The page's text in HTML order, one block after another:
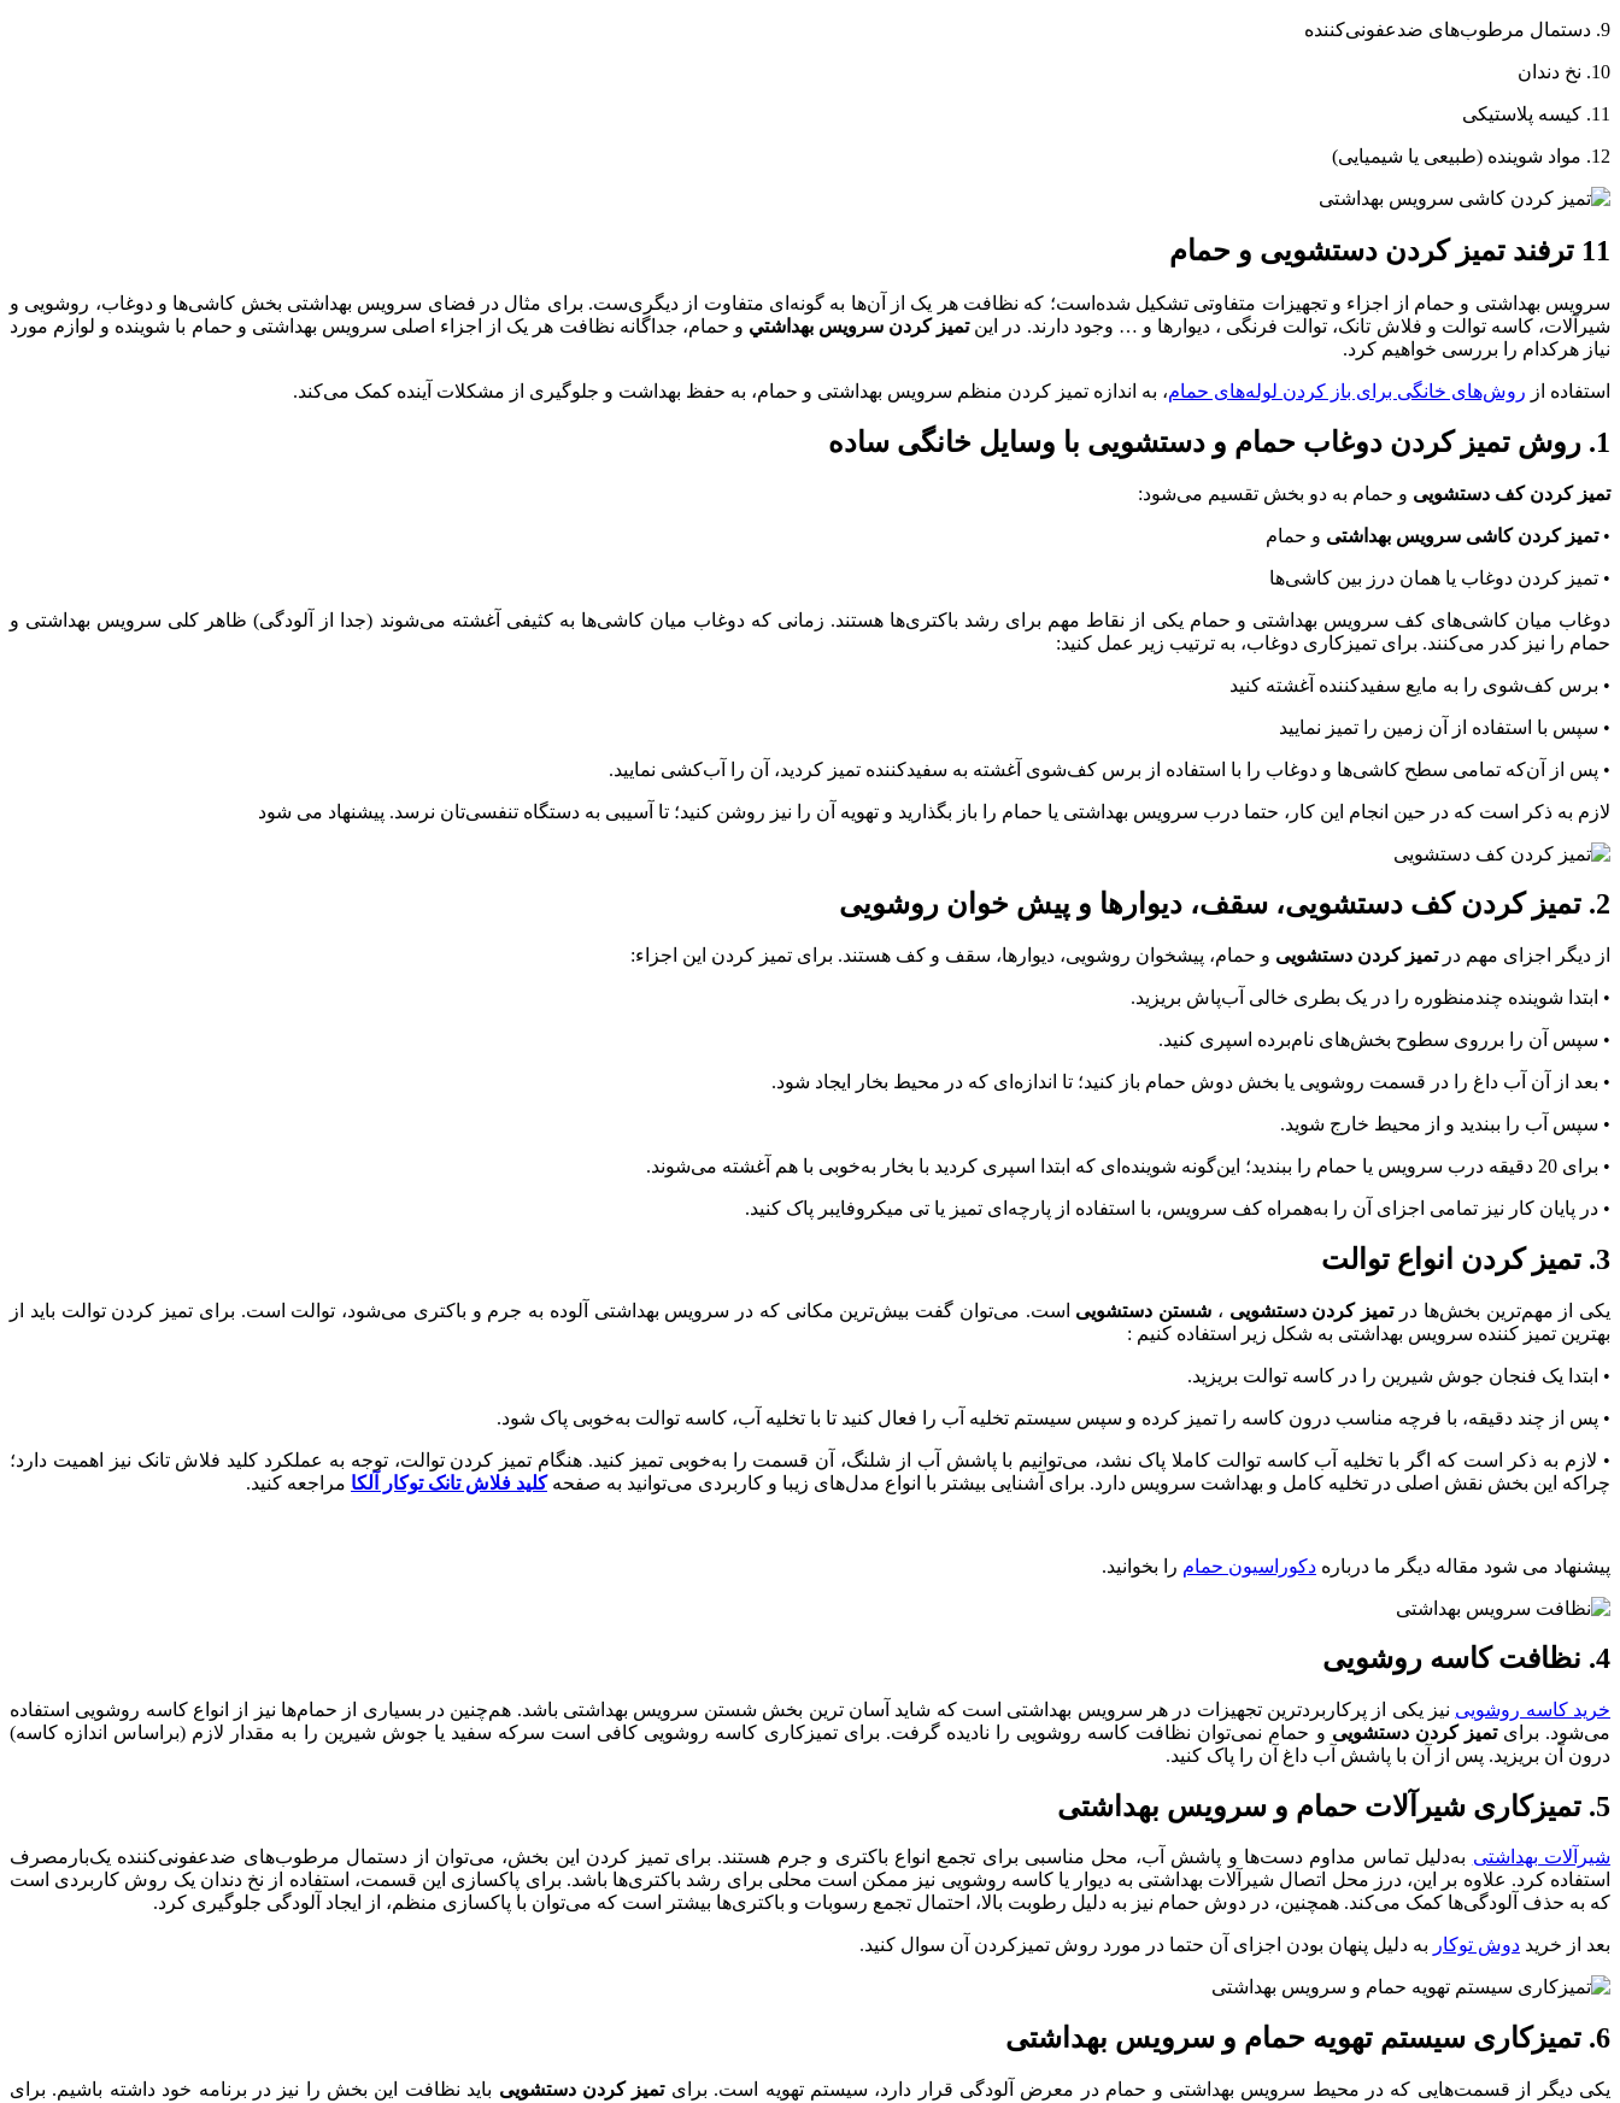
9. دستمال مرطوب‌های ضدعفونی‌کننده
10. نخ دندان
11. کیسه پلاستیکی
12. مواد شوینده (طبیعی یا شیمیایی)
11 ترفند تمیز کردن دستشویی و حمام
سرویس بهداشتی و حمام از اجزاء و تجهیزات متفاوتی تشکیل شده‌است؛ که نظافت هر یک از آن‌ها به گونه‌ای متفاوت از دیگری‌ست. برای مثال در فضای سرویس بهداشتی بخش کاشی‌ها و دوغاب، روشویی و
شیرآلات، کاسه توالت و فلاش‌ تانک، توالت فرنگی ، دیوارها و … وجود دارند. در اینتميز كردن سرويس بهداشتي و حمام، جداگانه نظافت هر یک از اجزاء اصلی سرویس بهداشتی و حمام با شوینده و لوازم مورد
نیاز هرکدام را بررسی خواهیم کرد.
استفاده از روش‌های خانگی برای باز کردن لوله‌های حمام، به اندازه تمیز کردن منظم سرویس بهداشتی و حمام، به حفظ بهداشت و جلوگیری از مشکلات آینده کمک می‌کند.
1. روش تمیز کردن دوغاب حمام و دستشویی با وسایل خانگی ساده
تمیز کردن کف دستشویی و حمام به دو بخش تقسیم می‌شود:
•تمیز کردن کاشی سرویس بهداشتی و حمام
• تمیز کردن دوغاب یا همان درز بین کاشی‌ها
دوغاب میان کاشی‌های کف سرویس بهداشتی و حمام یکی از نقاط مهم برای رشد باکتری‌ها هستند. زمانی که دوغاب میان کاشی‌ها به کثیفی آغشته می‌شوند (جدا از آلودگی) ظاهر کلی سرویس بهداشتی و
حمام را نیز کدر می‌کنند. برای تمیزکاری دوغاب، به ترتیب زیر عمل کنید:
• برس کف‌شوی را به مایع سفیدکننده آغشته کنید
• سپس با استفاده از آن زمین را تمیز نمایید
• پس از آن‌که تمامی سطح کاشی‌ها و دوغاب را با استفاده از برس کف‌شوی آغشته به سفید‌کننده تمیز کردید، آن را آب‌کشی نمایید.
لازم به ذکر است که در حین انجام این کار، حتما درب سرویس بهداشتی یا حمام را باز بگذارید و تهویه آن را نیز روشن کنید؛ تا آسیبی به دستگاه تنفسی‌تان نرسد. پیشنهاد می شود
2. تمیز کردن کف دستشویی، سقف، دیوارها و پیش‌ خوان روشویی
از دیگر اجزای مهم درتمیز کردن دستشویی و حمام، پیشخوان روشویی، دیوارها، سقف و کف هستند. برای تمیز کردن این اجزاء:
• ابتدا شوینده چندمنظوره را در یک بطری خالی آب‌پاش بریزید.
• سپس آن را برروی سطوح بخش‌های نام‌برده اسپری کنید.
• بعد از آن آب داغ را در قسمت روشویی یا بخش دوش حمام باز کنید؛ تا اندازه‌ای که در محیط بخار ایجاد شود.
• سپس آب را ببندید و از محیط خارج شوید.
• برای 20 دقیقه درب سرویس یا حمام را ببندید؛ این‌گونه شوینده‌ای که ابتدا اسپری کردید با بخار به‌خوبی با هم آغشته می‌شوند.
• در پایان کار نیز تمامی اجزای آن را به‌همراه کف سرویس، با استفاده از پارچه‌ای تمیز یا تی میکروفایبر پاک کنید.
3. تمیز کردن انواع توالت
یکی از مهم‌ترین بخش‌ها درتمیز کردن دستشویی ، شستن دستشویی است. می‌توان گفت بیش‌ترین مکانی که در سرویس بهداشتی آلوده به جرم و باکتری می‌شود، توالت است. برای تمیز کردن توالت باید از
بهترین تمیز کننده سرویس بهداشتی به شکل زیر استفاده کنیم :
• ابتدا یک فنجان جوش شیرین را در کاسه توالت بریزید.
• پس از چند دقیقه، با فرچه مناسب درون کاسه را تمیز کرده و سپس سیستم تخلیه آب را فعال کنید تا با تخلیه آب، کاسه توالت به‌خوبی پاک شود.
• لازم به ذکر است که اگر با تخلیه آب کاسه توالت کاملا پاک نشد، می‌توانیم با پاشش آب از شلنگ، آن قسمت را به‌خوبی تمیز کنید. هنگام تمیز کردن توالت، توجه به عملکرد کلید فلاش تانک نیز اهمیت دارد؛
چراکه این بخش نقش اصلی در تخلیه کامل و بهداشت سرویس دارد. برای آشنایی بیشتر با انواع مدل‌های زیبا و کاربردی می‌توانید به صفحهکلید فلاش تانک توکار آلکا مراجعه کنید.
پیشنهاد می شود مقاله دیگر ما درباره دکوراسیون حمام را بخوانید.
4. نظافت کاسه روشویی
خرید کاسه روشویی نیز یکی از پرکاربردترین تجهیزات در هر سرویس بهداشتی است که شاید آسان ترین بخش شستن سرویس بهداشتی باشد. هم‌چنین در بسیاری از حمام‌ها نیز از انواع کاسه روشویی استفاده
می‌شود. برایتمیز کردن دستشویی و حمام نمی‌توان نظافت کاسه روشویی را نادیده گرفت. برای تمیزکاری کاسه روشویی کافی است سرکه سفید یا جوش شیرین را به مقدار لازم (براساس اندازه کاسه)
درون آن بریزید. پس از آن با پاشش آب داغ آن را پاک کنید.
5. تمیزکاری شیرآلات حمام و سرویس بهداشتی
شیرآلات بهداشتی به‌دلیل تماس مداوم دست‌ها و پاشش آب، محل مناسبی برای تجمع انواع باکتری و جرم هستند. برای تمیز کردن این بخش، می‌توان از دستمال مرطوب‌های ضدعفونی‌کننده یک‌بار‌مصرف
استفاده کرد. علاوه بر این، درز محل اتصال شیرآلات بهداشتی به دیوار یا کاسه روشویی نیز ممکن است محلی برای رشد باکتری‌ها باشد. برای پاکسازی این قسمت، استفاده از نخ دندان یک روش کاربردی است
که به حذف آلودگی‌ها کمک می‌کند. همچنین، در دوش حمام نیز به دلیل رطوبت بالا، احتمال تجمع رسوبات و باکتری‌ها بیشتر است که می‌توان با پاکسازی منظم، از ایجاد آلودگی جلوگیری کرد.
بعد از خرید دوش توکار به دلیل پنهان بودن اجزای آن حتما در مورد روش تمیزکردن آن سوال کنید.
6. تمیزکاری سیستم تهویه حمام و سرویس بهداشتی
یکی دیگر از قسمت‌هایی که در محیط سرویس بهداشتی و حمام در معرض آلودگی قرار دارد، سیستم تهویه است. برایتمیز کردن دستشویی باید نظافت این بخش را نیز در برنامه خود داشته باشیم. برای